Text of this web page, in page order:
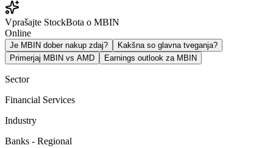
Vprašajte StockBota o MBIN
Online
Je MBIN dober nakup zdaj?
Kakšna so glavna tveganja?
Primerjaj MBIN vs AMD
Earnings outlook za MBIN
Sector
Financial Services
Industry
Banks - Regional